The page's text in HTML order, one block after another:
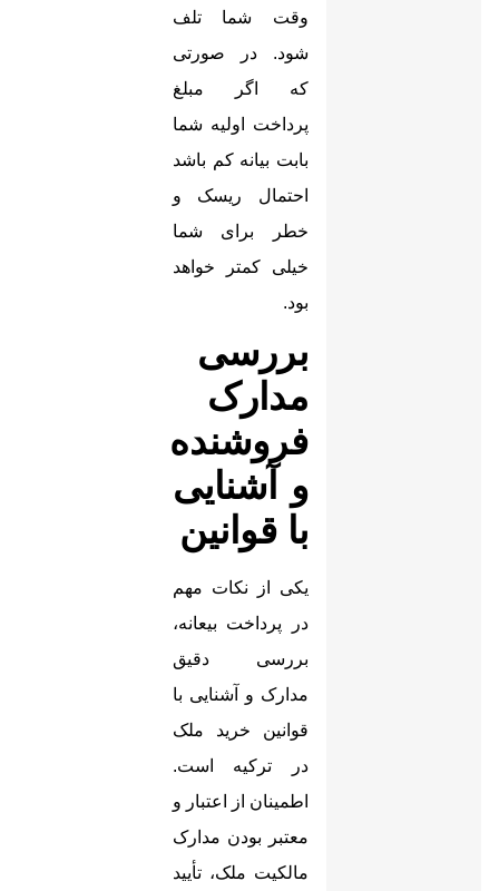
وقت شما تلف
شود. در صورتی
که اگر مبلغ
پرداخت اولیه شما
بابت بیانه کم باشد
احتمال ریسک و
خطر برای شما
خیلی کمتر خواهد
بود.
بررسی
مدارک
فروشنده
و آشنایی
با قوانین
یکی از نکات مهم
در پرداخت بیعانه،
بررسی دقیق
مدارک و آشنایی با
قوانین خرید ملک
در ترکیه است.
اطمینان از اعتبار و
معتبر بودن مدارک
مالکیت ملک، تأیید